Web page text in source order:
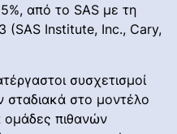
από το SAS με τη
(SAS Institute, Inc., Cary,
συσχετισμοί
σταδιακά στο μοντέλο
πιθανών